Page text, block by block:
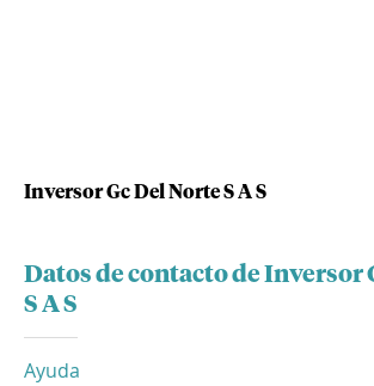
Inversor Gc Del Norte S A S
Datos de contacto de Inversor
S A S
Ayuda